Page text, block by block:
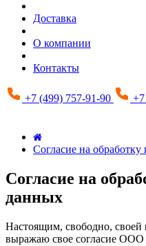
Доставка
О компании
Контакты
+7 (499) 757-91-90
Согласие на
Согласие на
данных
Настоящим, свободно, своей
выражаю свое согласие